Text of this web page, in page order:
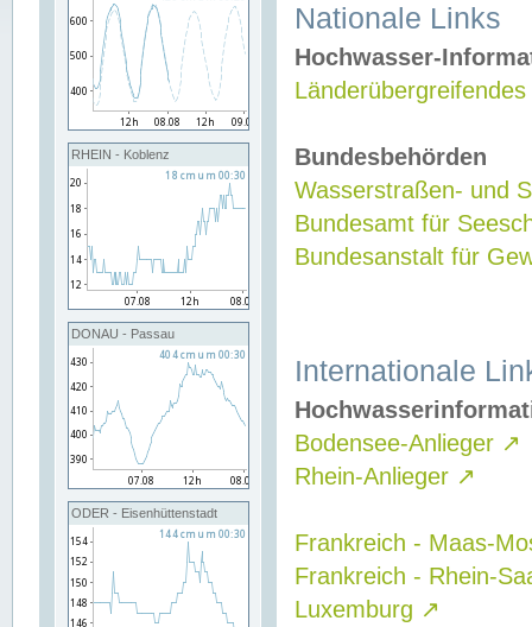
RHEIN - Koblenz
DONAU - Passau
ODER - Eisenhüttenstadt
Nationale Links
Hochwasser-
Bundesbehörden
Wasserstraßen- und
Bundesamt für
Bundesanstalt für
Internationale
Bodensee-Anlieger ↗
Rhein-Anlieger ↗
Frankreich - Maas-
Frankreich - Rhein-
Luxemburg ↗